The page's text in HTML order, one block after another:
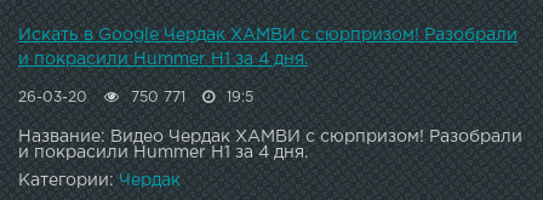
Искать в Google Чердак ХАМВИ с сюрпризом! Разобрали
и покрасили Hummer H1 за 4 дня.
26-03-20 750 771 19:5
Название: Видео Чердак ХАМВИ с сюрпризом! Разобрали
и покрасили Hummer H1 за 4 дня.
Категории:Чердак